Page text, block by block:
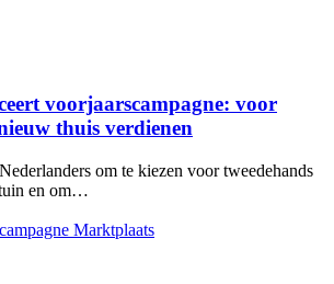
voorjaarscampagne: voor
thuis verdienen
om te kiezen voor tweedehands
en om…